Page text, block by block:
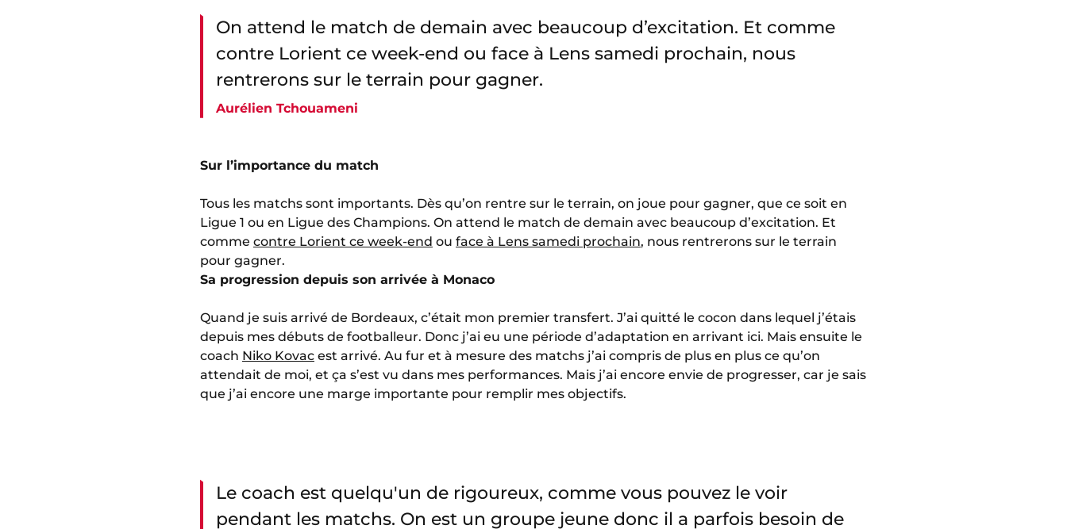
On attend le match de demain avec beaucoup d’excitation. Et comme
contre Lorient ce week-end ou face à Lens samedi prochain, nous
rentrerons sur le terrain pour gagner.
Aurélien Tchouameni
Sur l’importance du match
Tous les matchs sont importants. Dès qu’on rentre sur le terrain, on joue pour gagner, que ce soit en
Ligue 1 ou en Ligue des Champions. On attend le match de demain avec beaucoup d’excitation. Et
comme contre Lorient ce week-end ou face à Lens samedi prochain, nous rentrerons sur le terrain
pour gagner.
Sa progression depuis son arrivée à Monaco
Quand je suis arrivé de Bordeaux, c’était mon premier transfert. J’ai quitté le cocon dans lequel j’étais
depuis mes débuts de footballeur. Donc j’ai eu une période d’adaptation en arrivant ici. Mais ensuite le
coach Niko Kovac est arrivé. Au fur et à mesure des matchs j’ai compris de plus en plus ce qu’on
attendait de moi, et ça s’est vu dans mes performances. Mais j’ai encore envie de progresser, car je sais
que j’ai encore une marge importante pour remplir mes objectifs.
Le coach est quelqu'un de rigoureux, comme vous pouvez le voir
pendant les matchs. On est un groupe jeune donc il a parfois besoin de